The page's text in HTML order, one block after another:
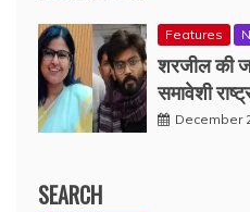
Features
शरजील की
समावेशी
December
SEARCH